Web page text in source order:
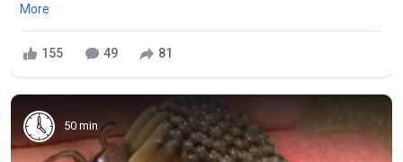
More
155 49 81
50 min